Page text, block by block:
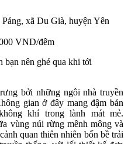
xã Du Già, huyện Yên
VND/đêm
bởi những ngôi nhà truyền
gian ở đây mang đậm bản
khí trong lành mát mẻ.
vùng núi rừng mênh mông và
quan thiên nhiên bốn bề trải